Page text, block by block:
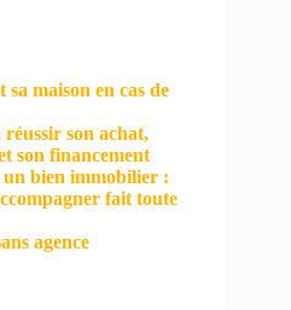
maison en cas de
son achat,
son financement
bien immobilier :
fait toute
agence